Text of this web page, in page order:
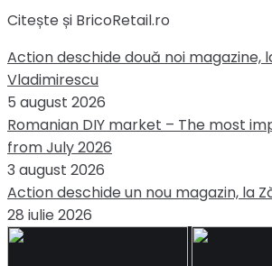
Citește și BricoRetail.ro
Action deschide două noi magazine,
Vladimirescu
5 august 2026
Romanian DIY market – The most
from July 2026
3 august 2026
Action deschide un nou magazin, la
28 iulie 2026